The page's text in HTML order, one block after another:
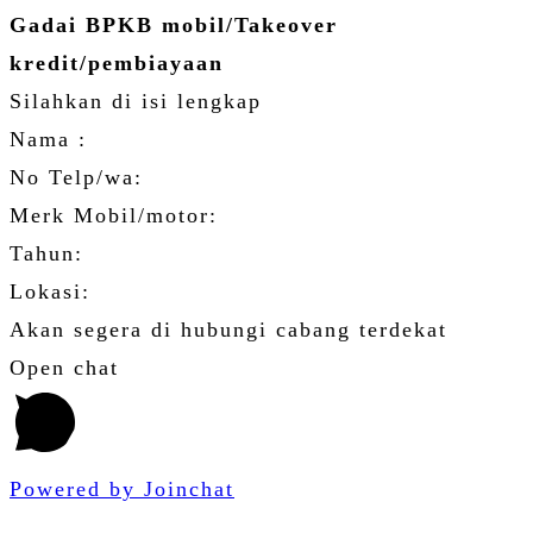
Gadai BPKB mobil/Takeover
kredit/pembiayaan
Silahkan di isi lengkap
Nama :
No Telp/wa:
Merk Mobil/motor:
Tahun:
Lokasi:
Akan segera di hubungi cabang terdekat
Open chat
Powered by Joinchat